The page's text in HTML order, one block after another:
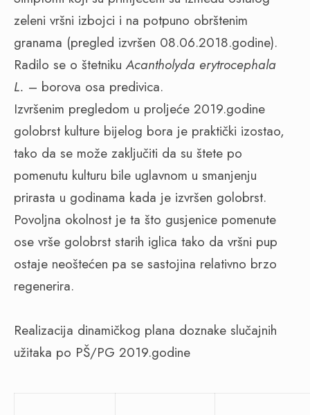
zeleni vršni izbojci i na potpuno obrštenim
granama (pregled izvršen 08.06.2018.godine).
Radilo se o štetnikuAcantholyda erytrocephala
L. – borova osa predivica.
Izvršenim pregledom u proljeće 2019.godine
golobrst kulture bijelog bora je praktički izostao,
tako da se može zaključiti da su štete po
pomenutu kulturu bile uglavnom u smanjenju
prirasta u godinama kada je izvršen golobrst.
Povoljna okolnost je ta što gusjenice pomenute
ose vrše golobrst starih iglica tako da vršni pup
ostaje neoštećen pa se sastojina relativno brzo
regenerira.
Realizacija dinamičkog plana doznake slučajnih
užitaka po PŠ/PG 2019.godine